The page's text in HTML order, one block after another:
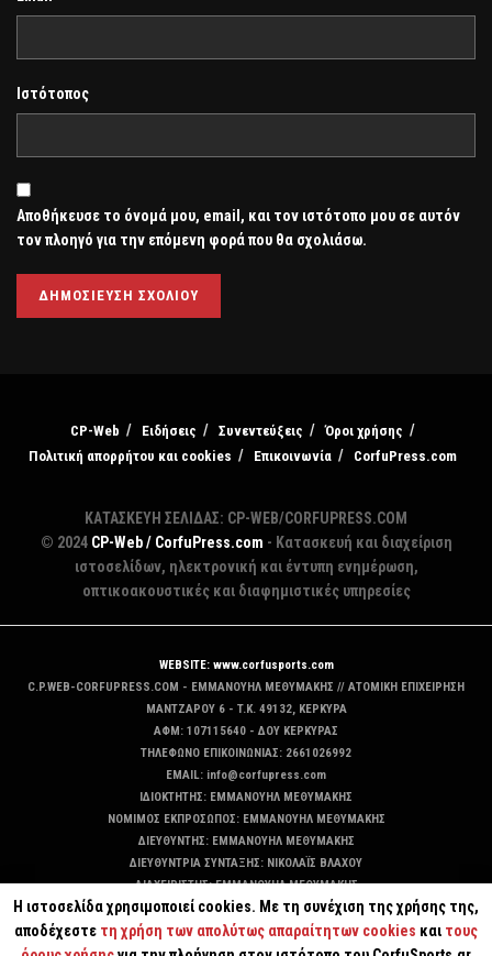
Ιστότοπος
Αποθήκευσε το όνομά μου, email, και τον ιστότοπο μου σε αυτόν
τον πλοηγό για την επόμενη φορά που θα σχολιάσω.
CP-Web Ειδήσεις Συνεντεύξεις
Όροι χρήσης
Πολιτική απορρήτου και cookies
Επικοινωνία CorfuPress.com
ΚΑΤΑΣΚΕΥΗ ΣΕΛΙΔΑΣ: CP-WEB/CORFUPRESS.COM
© 2024 CP-Web / CorfuPress.com - Κατασκευή και διαχείριση
ιστοσελίδων, ηλεκτρονική και έντυπη ενημέρωση,
οπτικοακουστικές και διαφημιστικές υπηρεσίες
WEBSITE: www.corfusports.com
C.P.WEB-CORFUPRESS.COM - ΕΜΜΑΝΟΥΗΛ ΜΕΘΥΜΑΚΗΣ // ΑΤΟΜΙΚΗ ΕΠΙΧΕΙΡΗΣΗ
MANTZAΡΟΥ 6 - T.K. 49132, ΚΕΡΚΥΡΑ
ΑΦΜ: 107115640 - ΔΟΥ ΚΕΡΚΥΡΑΣ
ΤΗΛΕΦΩΝΟ ΕΠΙΚΟΙΝΩΝΙΑΣ: 2661026992
EMAIL: info@corfupress.com
ΙΔΙΟΚΤΗΤΗΣ: EMMANOYΗΛ ΜΕΘΥΜΑΚΗΣ
ΝΟΜΙΜΟΣ ΕΚΠΡΟΣΩΠΟΣ: EMMANOYΗΛ ΜΕΘΥΜΑΚΗΣ
ΔΙΕΥΘΥΝΤΗΣ: EMMANOYΗΛ ΜΕΘΥΜΑΚΗΣ
ΔΙΕΥΘΥΝΤΡΙΑ ΣΥΝΤΑΞΗΣ: ΝΙΚΟΛΑΪΣ ΒΛΑΧΟΥ
ΔΙΑΧΕΙΡΙΣΤΗΣ: EMMANOYΗΛ ΜΕΘΥΜΑΚΗΣ
ΔΙΚΑΙΟΥΧΟΣ DOMAIN: ΕΜΜΑΝΟΥΗΛ ΜΕΘΥΜΑΚΗΣ
Η ιστοσελίδα χρησιμοποιεί cookies. Με τη συνέχιση της χρήσης της,
αποδέχεστε τη χρήση των απολύτως απαραίτητων cookies και τους